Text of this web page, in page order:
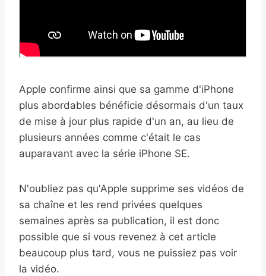
Apple confirme ainsi que sa gamme d'iPhone
plus abordables bénéficie désormais d'un taux
de mise à jour plus rapide d'un an, au lieu de
plusieurs années comme c'était le cas
auparavant avec la série iPhone SE.
N'oubliez pas qu'Apple supprime ses vidéos de
sa chaîne et les rend privées quelques
semaines après sa publication, il est donc
possible que si vous revenez à cet article
beaucoup plus tard, vous ne puissiez pas voir
la vidéo.